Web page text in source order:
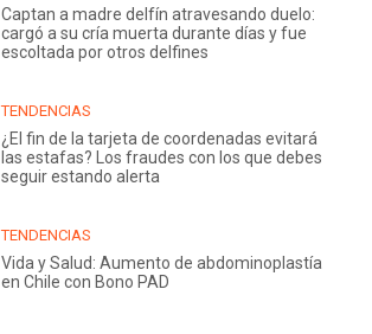
Captan a madre delfín atravesando duelo:
cargó a su cría muerta durante días y fue
escoltada por otros delfines
TENDENCIAS
¿El fin de la tarjeta de coordenadas evitará
las estafas? Los fraudes con los que debes
seguir estando alerta
TENDENCIAS
Vida y Salud: Aumento de abdominoplastía
en Chile con Bono PAD